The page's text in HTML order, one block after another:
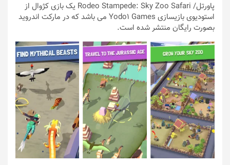
پاورتل
/ Rodeo Stampede: Sky Zoo Safari یک بازی کژوال از
استودیوی بازیسازی Yodo1 Games می باشد که در مارکت اندروید
بصورت رایگان منتشر شده است.